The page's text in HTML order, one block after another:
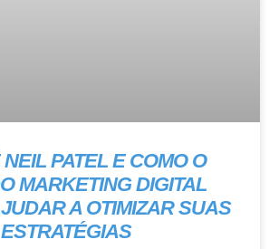
PATEL E COMO O
MARKETING DIGITAL
A OTIMIZAR SUAS
ESTRATÉGIAS